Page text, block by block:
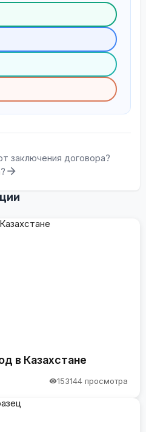
заключения договора?
в Казахстане
153144 просмотра